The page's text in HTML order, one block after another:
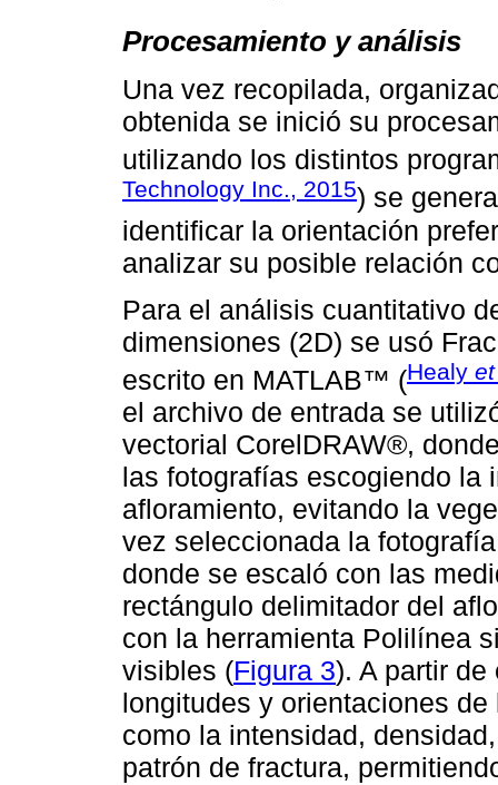
Procesamiento y análisis
Una vez recopilada,
obtenida se inició su
utilizando los distintos
Technology Inc., 2015) se
identificar la orientación
analizar su posible relación
Para el análisis cuantitativo
dimensiones (2D) se usó
escrito en MATLAB™ (Healy
el archivo de entrada se
vectorial CorelDRAW®,
las fotografías escogiendo la
afloramiento, evitando la
vez seleccionada la
donde se escaló con las
rectángulo delimitador del
con la herramienta Polilínea
visibles (Figura 3). A partir
longitudes y orientaciones
como la intensidad,
patrón de fractura,